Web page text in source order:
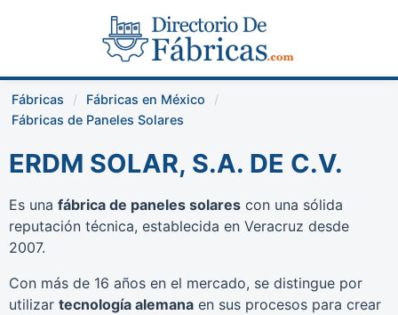
Fábricas
Fábricas en México
Fábricas de Paneles Solares
ERDM SOLAR, S.A. DE C.V.
Es una fábrica de paneles solares con una sólida
reputación técnica, establecida en Veracruz desde
2007.
Con más de 16 años en el mercado, se distingue por
utilizar tecnología alemana en sus procesos para crear